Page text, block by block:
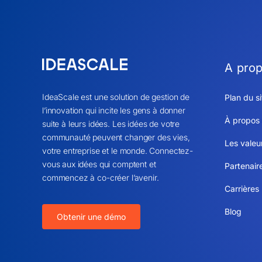
IdeaScale est une solution de gestion de
l’innovation qui incite les gens à donner
suite à leurs idées. Les idées de votre
communauté peuvent changer des vies,
votre entreprise et le monde. Connectez-
vous aux idées qui comptent et
commencez à co-créer l’avenir.
Obtenir une démo
A
Plan du
À propos
Les
Carrières
Blog